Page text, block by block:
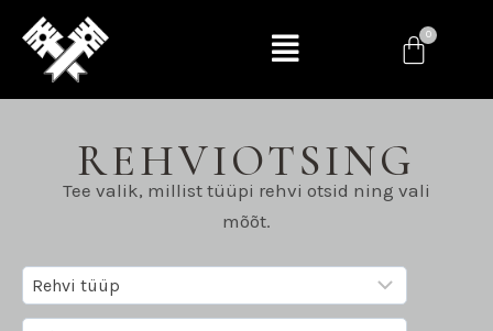
REHVIOTSING
Tee valik, millist tüüpi rehvi otsid ning vali
mõõt.